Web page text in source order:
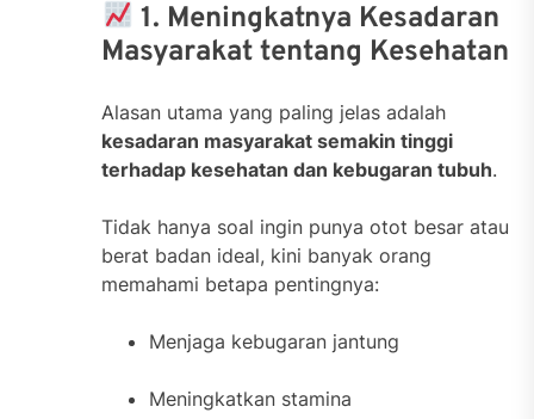
1. Meningkatnya Kesadaran
Masyarakat tentang Kesehatan
Alasan utama yang paling jelas adalah
kesadaran masyarakat semakin tinggi
terhadap kesehatan dan kebugaran tubuh.
Tidak hanya soal ingin punya otot besar atau
berat badan ideal, kini banyak orang
memahami betapa pentingnya:
Menjaga kebugaran jantung
Meningkatkan stamina